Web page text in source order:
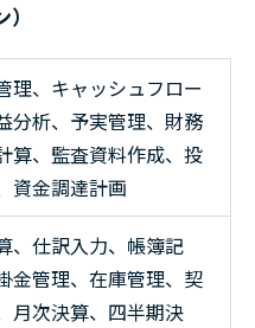
理、キャッシュフロー
分析、予実管理、財務
算、監査資料作成、投
資金調達計画
、仕訳入力、帳簿記
金管理、在庫管理、契
月次決算、四半期決